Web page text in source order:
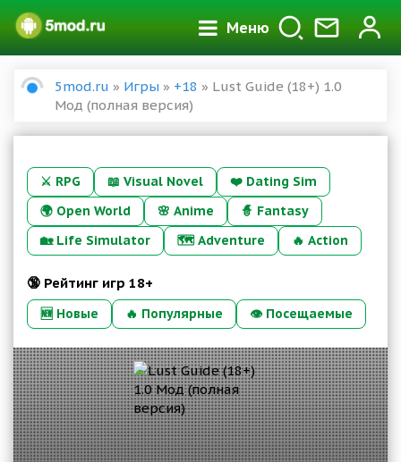
Меню
5mod.ru » Игры » +18 » Lust Guide (18+) 1.0
Мод (полная версия)
⚔️ RPG 📖 Visual Novel ❤️ Dating Sim
🌍 Open World 🌸 Anime 🧙 Fantasy
🏡 Life Simulator 🗺️ Adventure 🔥 Action
🔞 Рейтинг игр 18+
🆕 Новые 🔥 Популярные 👁 Посещаемые